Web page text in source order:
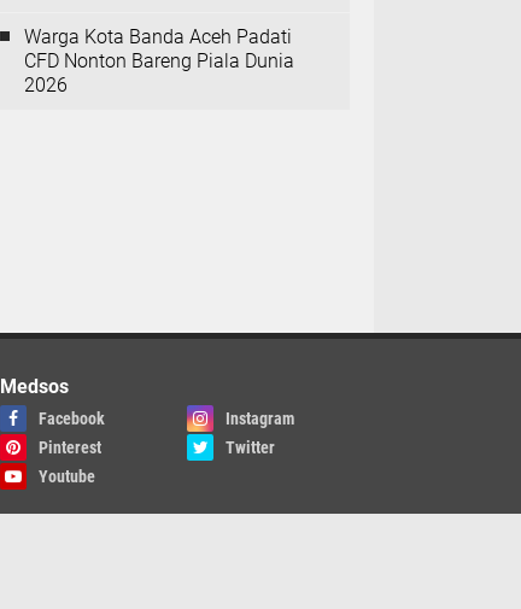
Warga Kota Banda Aceh Padati
CFD Nonton Bareng Piala Dunia
2026
Medsos
Facebook
Instagram
Pinterest
Twitter
Youtube